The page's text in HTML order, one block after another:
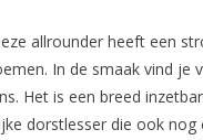
allrounder heeft een
In de smaak vind je
Het is een breed
dorstlesser die ook nog